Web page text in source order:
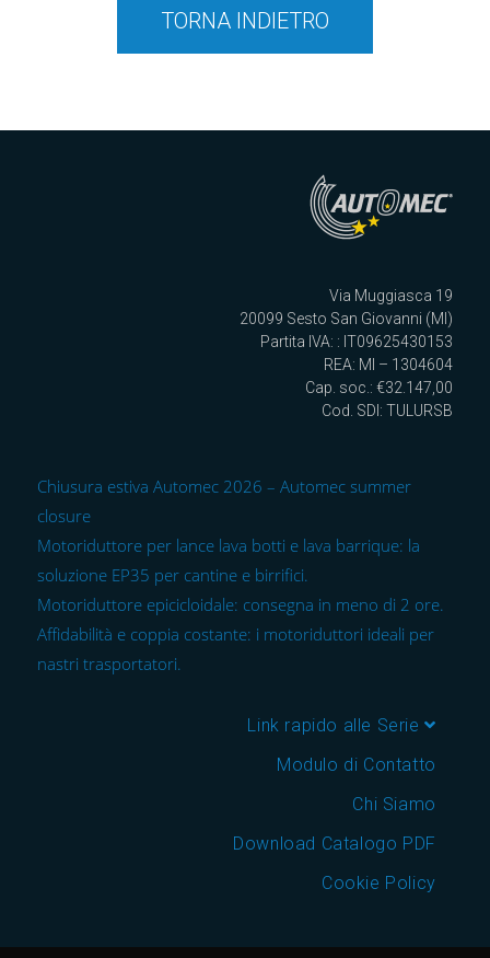
TORNA INDIETRO
Via Muggiasca 19
20099 Sesto San Giovanni (MI)
Partita IVA: : IT09625430153
REA: MI – 1304604
Cap. soc.: €32.147,00
Cod. SDI: TULURSB
Chiusura estiva Automec 2026 – Automec summer
closure
Motoriduttore per lance lava botti e lava barrique: la
soluzione EP35 per cantine e birrifici.
Motoriduttore epicicloidale: consegna in meno di 2 ore.
Affidabilità e coppia costante: i motoriduttori ideali per
nastri trasportatori.
Link rapido alle Serie
Modulo di Contatto
Chi Siamo
Download Catalogo PDF
Cookie Policy